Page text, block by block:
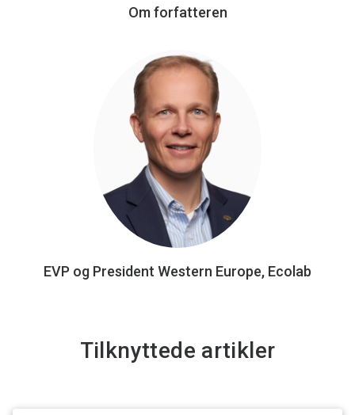
Om forfatteren
EVP og President Western Europe, Ecolab
Tilknyttede artikler